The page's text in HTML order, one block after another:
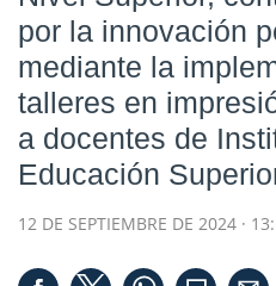
por la innovación
mediante la
talleres en
a docentes de
Educación
12 DE SEPTIEMBRE DE 2024 ·